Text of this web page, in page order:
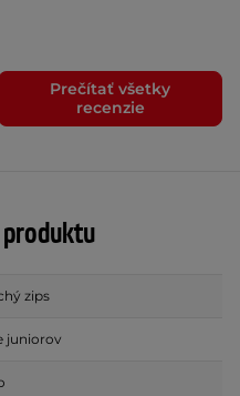
Prečítať všetky
recenzie
zips
juniorov